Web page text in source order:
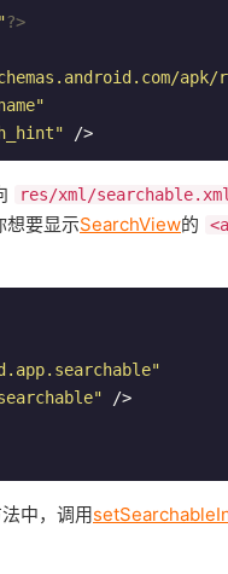
?>
apk/
/>
res/xml/searchable.xml
想要显示SearchView的
/>
中，调用